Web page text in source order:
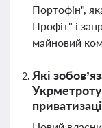
Портофін",
Профіт" і
майновий
Які